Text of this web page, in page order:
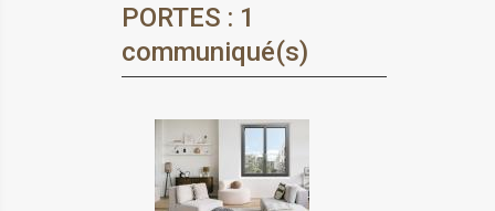
PORTES : 1
communiqué(s)